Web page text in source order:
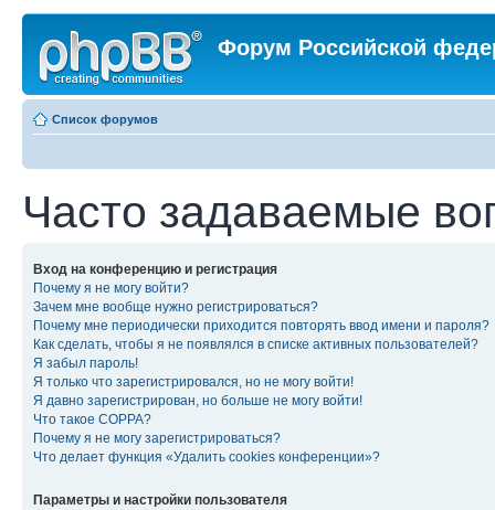
Форум Российской
Список форумов
Часто задаваемые
Вход на конференцию и регистрация
Почему я не могу войти?
Зачем мне вообще нужно регистрироваться?
Почему мне периодически приходится повторять ввод имени и пароля?
Как сделать, чтобы я не появлялся в списке активных пользователей?
Я забыл пароль!
Я только что зарегистрировался, но не могу войти!
Я давно зарегистрирован, но больше не могу войти!
Что такое COPPA?
Почему я не могу зарегистрироваться?
Что делает функция «Удалить cookies конференции»?
Параметры и настройки пользователя